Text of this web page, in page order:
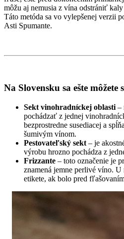
môžu aj nemusia z vína odstrániť
Táto metóda sa vo vylepšenej verzii
Asti Spumante.
Na Slovensku sa ešte
Sekt vinohradníckej oblasti –
pochádzať z jednej
bezprostredne susediacej a
šumivým vínom.
Pestovateľský sekt – je
výrobu hrozno pochádza z
Frizzante – toto označenie je
znamená jemne perlivé víno.
etikete, ak bolo pred